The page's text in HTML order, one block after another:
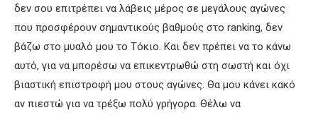
δεν σου επιτρέπει να λάβεις μέρος σε μεγάλους αγώνες
που προσφέρουν σημαντικούς βαθμούς στο ranking, δεν
βάζω στο μυαλό μου το Τόκιο. Και δεν πρέπει να το κάνω
αυτό, για να μπορέσω να επικεντρωθώ στη σωστή και όχι
βιαστική επιστροφή μου στους αγώνες. Θα μου κάνει κακό
αν πιεστώ για να τρέξω πολύ γρήγορα. Θέλω να